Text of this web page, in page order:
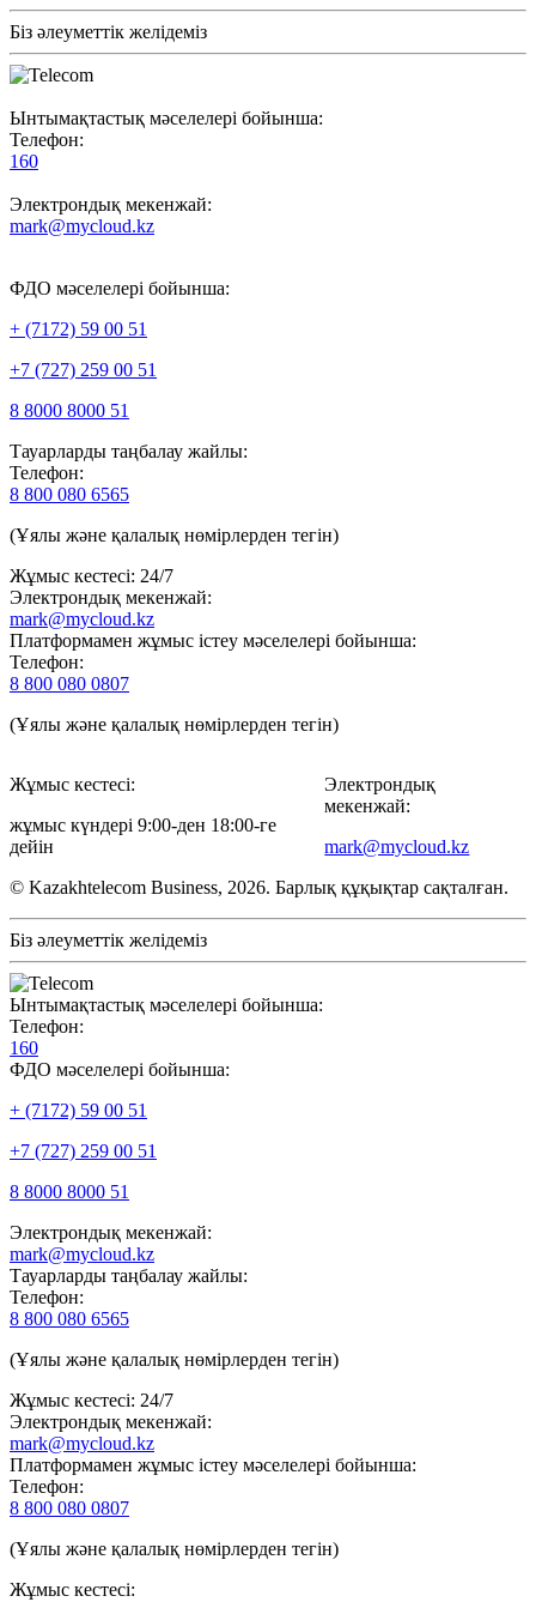
Біз әлеуметтік желідеміз
Ынтымақтастық мәселелері бойынша:
Телефон:
160
Электрондық мекенжай:
mark@mycloud.kz
ФДО мәселелері бойынша:
+ (7172) 59 00 51
+7 (727) 259 00 51
8 8000 8000 51
Тауарларды таңбалау жайлы:
Телефон:
8 800 080 6565
(Ұялы және қалалық нөмірлерден тегін)
Жұмыс кестесі: 24/7
Электрондық мекенжай:
mark@mycloud.kz
Платформамен жұмыс істеу мәселелері бойынша:
Телефон:
8 800 080 0807
(Ұялы және қалалық нөмірлерден тегін)
Жұмыс кестесі:
жұмыс күндері 9:00-ден 18:00-ге
дейін
Электрондық
мекенжай:
mark@mycloud.kz
© Kazakhtelecom Business, 2026. Барлық құқықтар сақталған.
Біз әлеуметтік желідеміз
Ынтымақтастық мәселелері бойынша:
Телефон:
160
ФДО мәселелері бойынша:
+ (7172) 59 00 51
+7 (727) 259 00 51
8 8000 8000 51
Электрондық мекенжай:
mark@mycloud.kz
Тауарларды таңбалау жайлы:
Телефон:
8 800 080 6565
(Ұялы және қалалық нөмірлерден тегін)
Жұмыс кестесі: 24/7
Электрондық мекенжай:
mark@mycloud.kz
Платформамен жұмыс істеу мәселелері бойынша:
Телефон:
8 800 080 0807
(Ұялы және қалалық нөмірлерден тегін)
Жұмыс кестесі: